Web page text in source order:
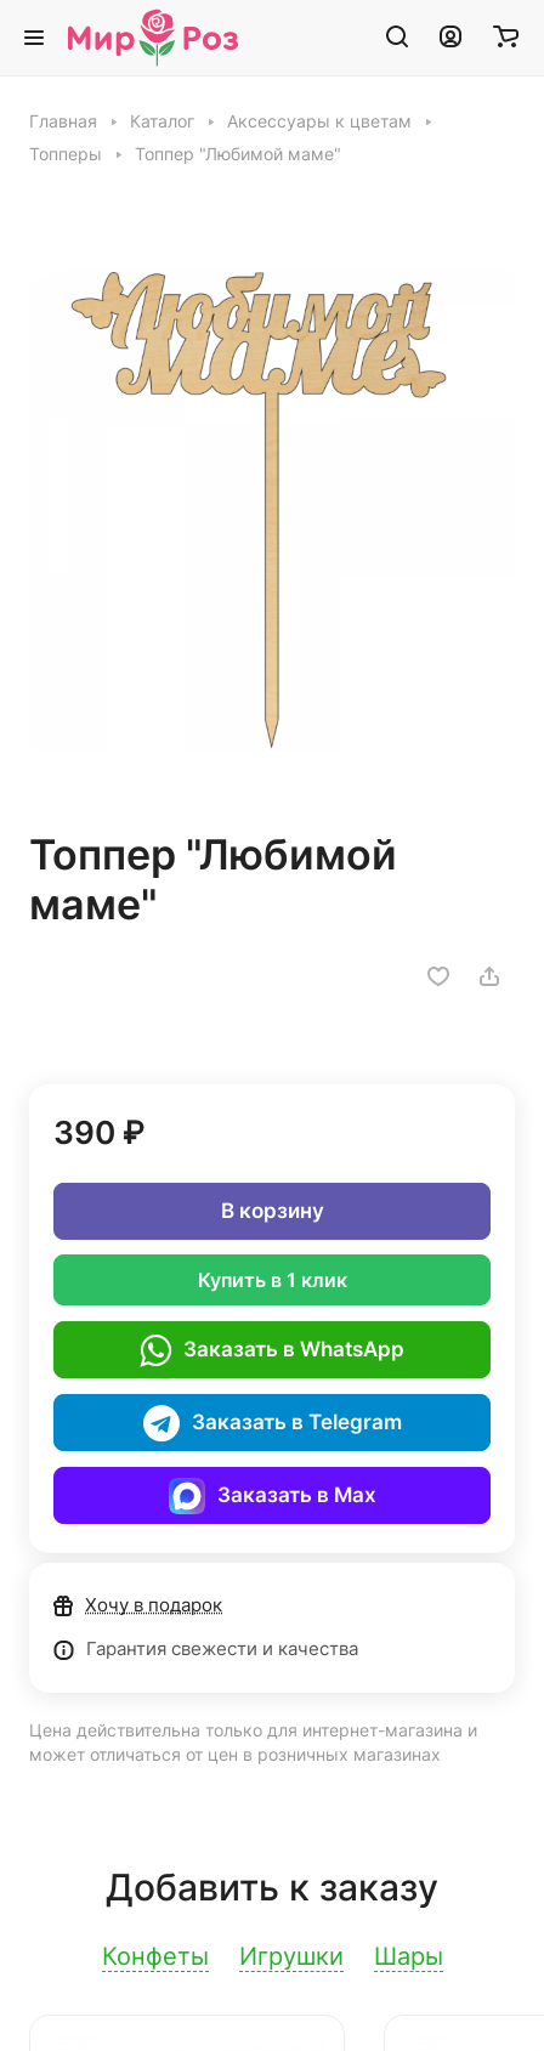
Главная Каталог
Аксессуары к цветам
Топперы
Топпер "Любимой маме"
Топпер "Любимой
маме"
390 ₽
В корзину
Купить в 1 клик
Заказать в WhatsApp
Заказать в Telegram
Заказать в Max
Хочу в подарок
Гарантия свежести и качества
Цена действительна только для интернет-магазина и
может отличаться от цен в розничных магазинах
Добавить к заказу
Конфеты Игрушки Шары